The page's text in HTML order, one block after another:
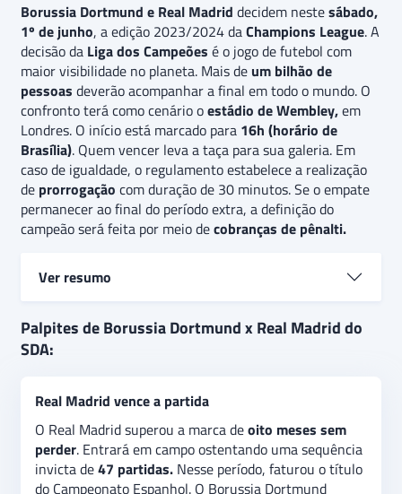
Borussia Dortmund e Real Madrid decidem nestesábado,
1º de junho, a edição 2023/2024 daChampions League. A
decisão da Liga dos Campeões é o jogo de futebol com
maior visibilidade no planeta. Mais de um bilhão de
pessoas deverão acompanhar a final em todo o mundo. O
confronto terá como cenário oestádio de Wembley,em
Londres. O início está marcado para 16h (horário de
Brasília). Quem vencer leva a taça para sua galeria. Em
caso de igualdade, o regulamento estabelece a realização
de prorrogação com duração de 30 minutos. Se o empate
permanecer ao final do período extra, a definição do
campeão será feita por meio decobranças de pênalti.
Ver resumo
O Real Madrid é omaior colecionadorde ‘Orelhudas’,
como foi apelidado o troféu concedido ao vencedor da
aproveitamento de81,25%em decisões. O título mais
recente foi natemporada 2021/2022. O Borussia
Dortmund tem números bem menos
impressionantes. Fará neste sábado suaterceira
decisão. Ganhou uma (1996/1997), perdeu outra
Palpites de Borussia Dortmund x Real Madrid do
SDA:
Real Madrid vence a partida
O Real Madrid superou a marca deoito meses sem
perder. Entrará em campo ostentando uma sequência
invicta de47 partidas. Nesse período, faturou o título
do Campeonato Espanhol. O Borussia Dortmund